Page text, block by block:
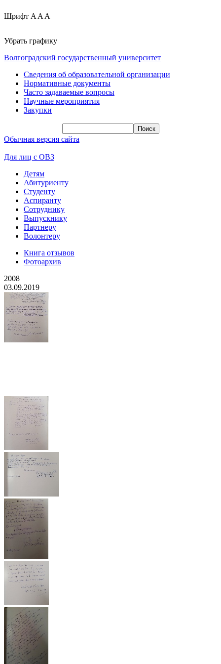
Шрифт A A A
Убрать графику
Волгоградский государственный университет
Сведения об образовательной организации
Нормативные документы
Часто задаваемые вопросы
Научные мероприятия
Закупки
Обычная версия сайта
Для лиц с ОВЗ
Детям
Абитуриенту
Студенту
Аспиранту
Сотруднику
Выпускнику
Партнеру
Волонтеру
Книга отзывов
Фотоархив
2008
03.09.2019